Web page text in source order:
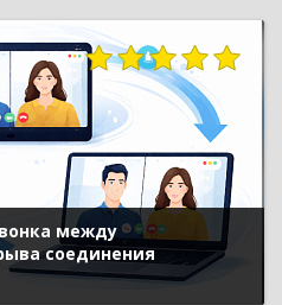
между
соединения